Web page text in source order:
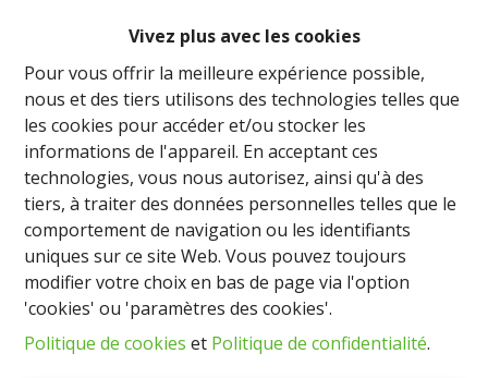
Vivez plus avec les cookies
Pour vous offrir la meilleure expérience possible,
nous et des tiers utilisons des technologies telles que
les cookies pour accéder et/ou stocker les
informations de l'appareil. En acceptant ces
technologies, vous nous autorisez, ainsi qu'à des
tiers, à traiter des données personnelles telles que le
comportement de navigation ou les identifiants
uniques sur ce site Web. Vous pouvez toujours
modifier votre choix en bas de page via l'option
'cookies' ou 'paramètres des cookies'.
Politique de cookies et Politique de confidentialité.
Jardin commun.
Cave et parking intérieur privatif.
Vente sous la loi Breyne (régime TVA), appartement
terminé avec cuisine équipée et salle de bains équipée
Très belle situation, au calme et au centre ville de
Bastogne. Proche des commerces, écoles, ravel, gare
des bus.
Partager